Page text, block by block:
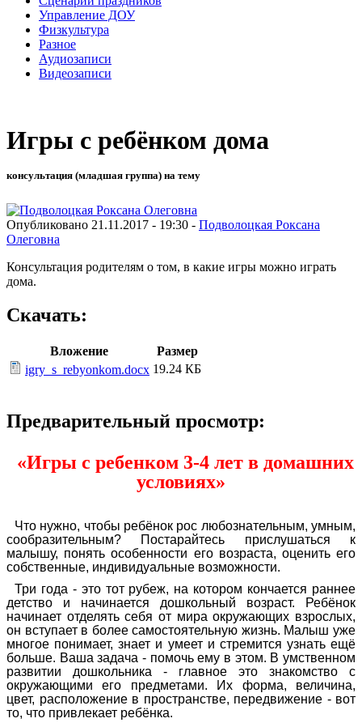
Управление ДОУ
Физкультура
Разное
Аудиозаписи
Видеозаписи
Игры с ребёнком дома
консультация (младшая группа) на тему
Опубликовано 21.11.2017 - 19:30 - Подволоцкая Роксана
Олеговна
Консультация родителям о том, в какие игры можно играть
дома.
Скачать:
Вложение
Размер
igry_s_rebyonkom.docx 19.24 КБ
Предварительный просмотр:
«Игры с ребенком 3-4 лет в домашних
условиях»
Что нужно, чтобы ребёнок рос любознательным, умным,
сообразительным? Постарайтесь прислушаться к
малышу, понять особенности его возраста, оценить его
собственные, индивидуальные возможности.
Три года - это тот рубеж, на котором кончается раннее
детство и начинается дошкольный возраст. Ребёнок
начинает отделять себя от мира окружающих взрослых,
он вступает в более самостоятельную жизнь. Малыш уже
многое понимает, знает и умеет и стремится узнать ещё
больше. Ваша задача - помочь ему в этом. В умственном
развитии дошкольника - главное это знакомство с
окружающими его предметами. Их форма, величина,
цвет, расположение в пространстве, передвижение - вот
то, что привлекает ребёнка.